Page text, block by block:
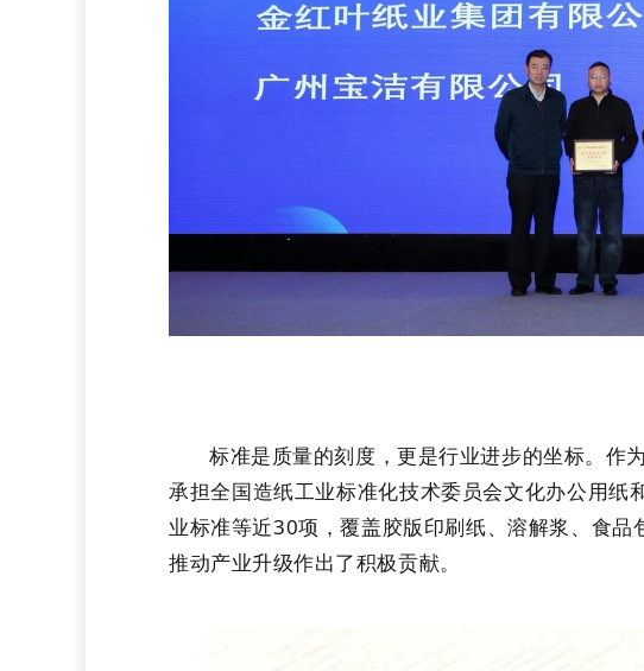
标准是质量的刻度，更是行业进步的坐标。作
承担全国造纸工业标准化技术委员会文化办公用纸
业标准等近30项，覆盖胶版印刷纸、溶解浆、食品
推动产业升级作出了积极贡献。